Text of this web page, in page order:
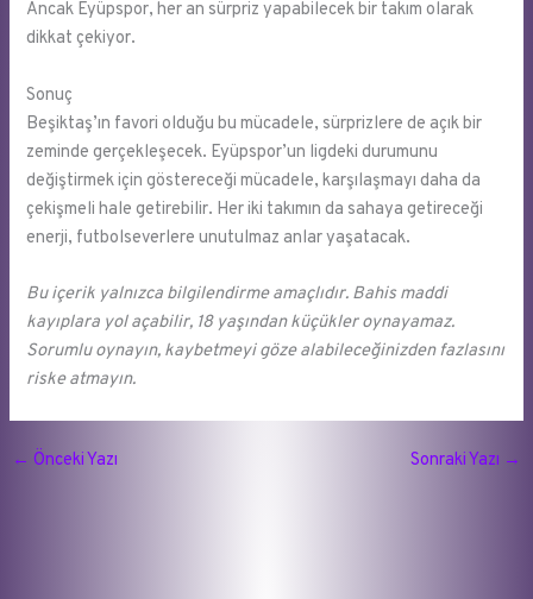
Ancak Eyüpspor, her an sürpriz yapabilecek bir takım olarak
dikkat çekiyor.
Sonuç
Beşiktaş’ın favori olduğu bu mücadele, sürprizlere de açık bir
zeminde gerçekleşecek. Eyüpspor’un ligdeki durumunu
değiştirmek için göstereceği mücadele, karşılaşmayı daha da
çekişmeli hale getirebilir. Her iki takımın da sahaya getireceği
enerji, futbolseverlere unutulmaz anlar yaşatacak.
Bu içerik yalnızca bilgilendirme amaçlıdır. Bahis maddi
kayıplara yol açabilir, 18 yaşından küçükler oynayamaz.
Sorumlu oynayın, kaybetmeyi göze alabileceğinizden fazlasını
riske atmayın.
← Önceki Yazı Sonraki Yazı →